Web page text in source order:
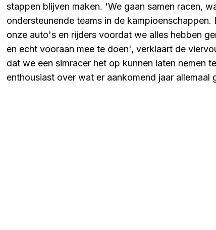
stappen blijven maken. 'We gaan samen racen,
ondersteunende teams in de
onze auto's en rijders voordat we alles hebben
en echt vooraan mee te doen', verklaart de
dat we een simracer het op kunnen laten nemen
enthousiast over wat er aankomend jaar allemaal